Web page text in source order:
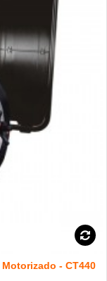
- CT440